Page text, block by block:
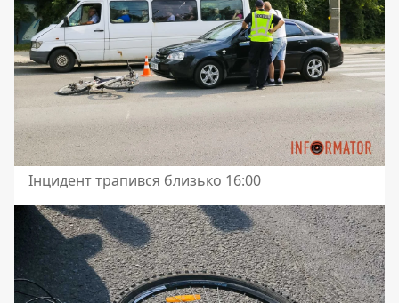
Інцидент трапився близько 16:00